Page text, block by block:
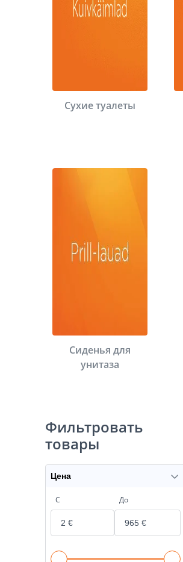
Сухие туалеты
Сиденья для
унитаза
Фильтровать
товары
Цена
С До